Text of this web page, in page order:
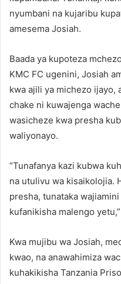
nyumbani na kujaribu
amesema Josiah.
Baada ya kupoteza
KMC FC ugenini, Josiah
kwa ajili ya michezo ijayo,
chake ni kuwajenga
wasicheze kwa presha
waliyonayo.
“Tunafanya kazi kubwa
na utulivu wa kisaikolojia.
presha, tunataka
kufanikisha malengo
Kwa mujibu wa Josiah,
kwao, na anawahimiza
kuhakikisha Tanzania